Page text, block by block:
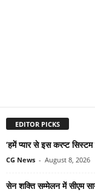
EDITOR PICKS
‘हमें प्यार से इस करप्ट सिस्टम
CG News - August 8, 2026
सेन शक्ति सम्मेलन में सीएम